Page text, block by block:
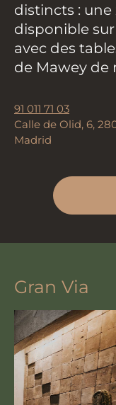
distincts : une
disponible
avec des
de Mawey de
91 011 71 03
Calle de Olid, 6,
Madrid
Gran Via